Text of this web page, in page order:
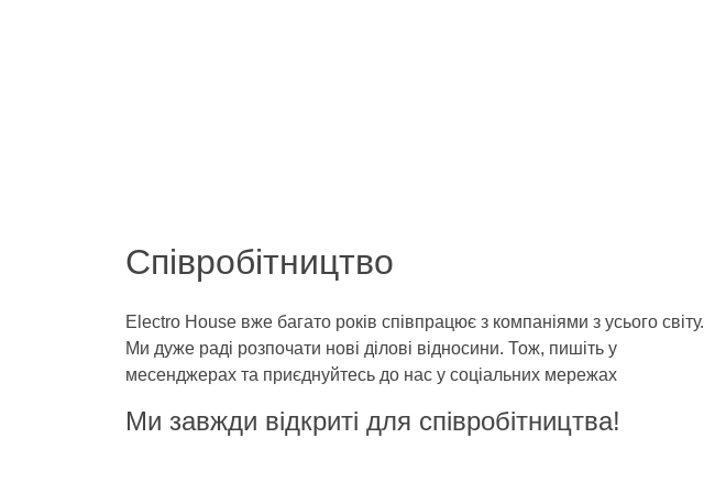
Співробітництво
Electro House вже багато років співпрацює з компаніями з усього світу.
Ми дуже раді розпочати нові ділові відносини. Тож, пишіть у
месенджерах та приєднуйтесь до нас у соціальних мережах
Ми завжди відкриті для співробітництва!